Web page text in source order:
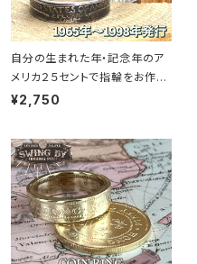
自分の生まれた年・記念年のア
メリカ２５セントで指輪をお作り
します
¥2,750